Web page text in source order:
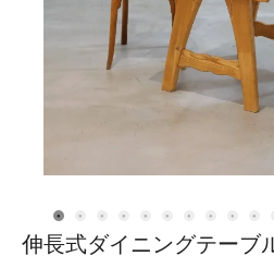
伸長式ダイニングテーブ